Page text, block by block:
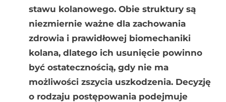
stawu kolanowego. Obie struktury są
niezmiernie ważne dla zachowania
zdrowia i prawidłowej biomechaniki
kolana, dlatego ich usunięcie powinno
być ostatecznością, gdy nie ma
możliwości zszycia uszkodzenia. Decyzję
o rodzaju postępowania podejmuje